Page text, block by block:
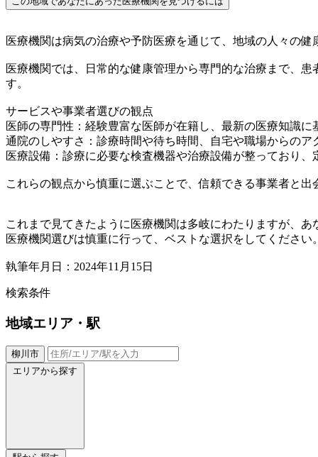
医療機関は病気の治療や予防医療を通じて、地域の人々の
医療機関では、日常的な健康管理から専門的な治療まで、
す。
サービスや事業者選びの観点
医師の専門性：経験豊富な医師が在籍し、最新の医療知識
通院のしやすさ：診療時間や待ち時間、自宅や職場からの
医療設備：診療に必要な検査機器や治療設備が整っており
これらの観点から慎重に選ぶことで、信頼できる事業者と出
これまで見てきたように医療機関は多岐にわたりますが、
医療機関選びは慎重に行って、ベストな選択をしてください
執筆年月日：2024年11月15日
検索条件
地域エリア・駅
柳川市
エリアから探す